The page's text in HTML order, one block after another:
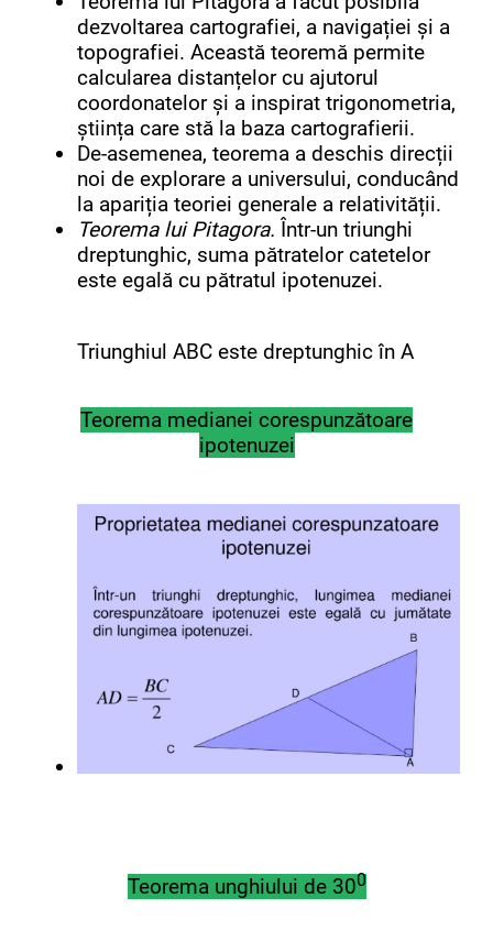
dezvoltarea cartografiei, a navigației și a
topografiei. Această teoremă permite
calcularea distanțelor cu ajutorul
coordonatelor și a inspirat trigonometria,
știința care stă la baza cartografierii.
De-asemenea, teorema a deschis direcții
noi de explorare a universului, conducând
la apariția teoriei generale a relativității.
Teorema lui Pitagora. Într-un triunghi
dreptunghic, suma pătratelor catetelor
este egală cu pătratul ipotenuzei.
Triunghiul ABC este dreptunghic în A
Teorema medianei corespunzătoare
ipotenuzei
Teorema unghiului de 300